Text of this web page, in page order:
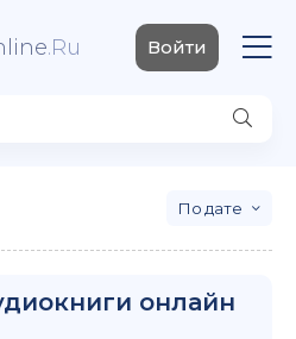
.Ru Войти
дате
онлайн